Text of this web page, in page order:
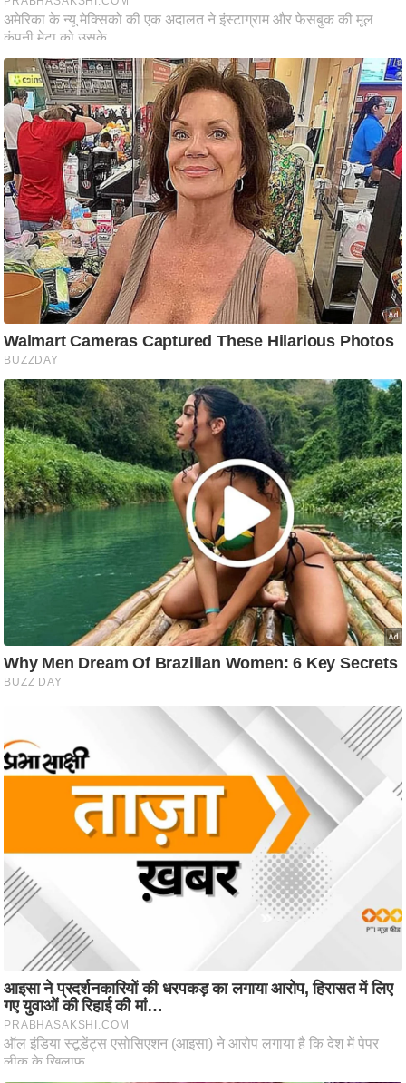
यि
क
मा
तृ
भू
मि
स्तं
भ
ए
म
.
आ
.
आ
ई
.
चा
य
प
र
स
मी
क्षा
र्म
ज्यो
ति
प्र
भु
म
/
ध
र्म
व्र
त
त्यो
हा
र